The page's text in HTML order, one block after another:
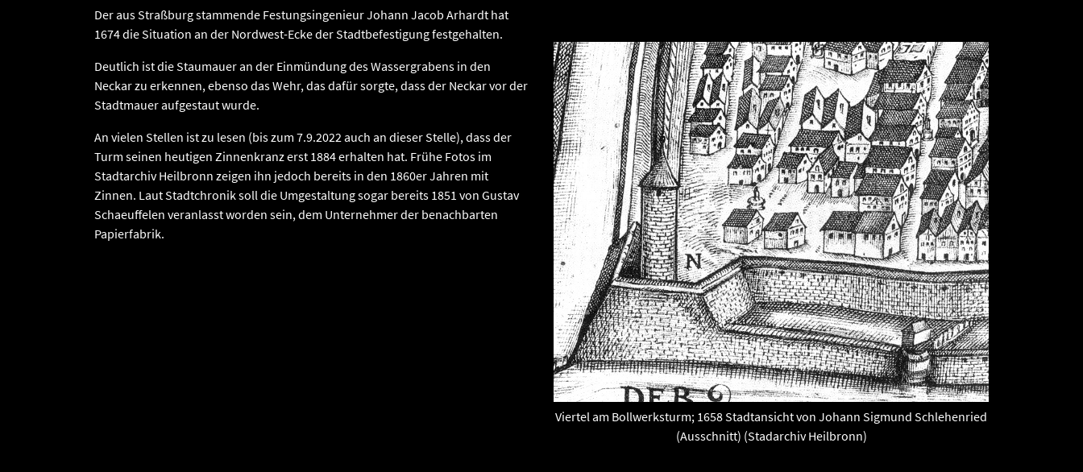
Der aus Straßburg stammende Festungsingenieur Johann Jacob Arhardt hat
1674 die Situation an der Nordwest-Ecke der Stadtbefestigung festgehalten.
Deutlich ist die Staumauer an der Einmündung des Wassergrabens in den
Neckar zu erkennen, ebenso das Wehr, das dafür sorgte, dass der Neckar vor der
Stadtmauer aufgestaut wurde.
An vielen Stellen ist zu lesen (bis zum 7.9.2022 auch an dieser Stelle), dass der
Turm seinen heutigen Zinnenkranz erst 1884 erhalten hat. Frühe Fotos im
Stadtarchiv Heilbronn zeigen ihn jedoch bereits in den 1860er Jahren mit
Zinnen. Laut Stadtchronik soll die Umgestaltung sogar bereits 1851 von Gustav
Schaeuffelen veranlasst worden sein, dem Unternehmer der benachbarten
Papierfabrik.
Viertel am Bollwerksturm; 1658 Stadtansicht von Johann Sigmund Schlehenried
(Ausschnitt) (Stadarchiv Heilbronn)